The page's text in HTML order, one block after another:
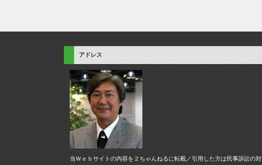
アドレス
当Ｗｅｂサイトの内容を２ちゃんねるに転載／引用した方は民事訴訟の対